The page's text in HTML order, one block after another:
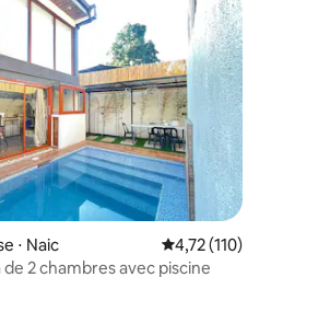
⋅ Naic Évaluation moyenne
4,72 (110)
de 2 chambres avec piscine